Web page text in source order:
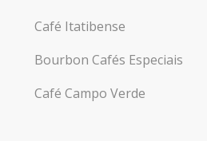
Café Itatibense
Bourbon Cafés Especiais
Café Campo Verde